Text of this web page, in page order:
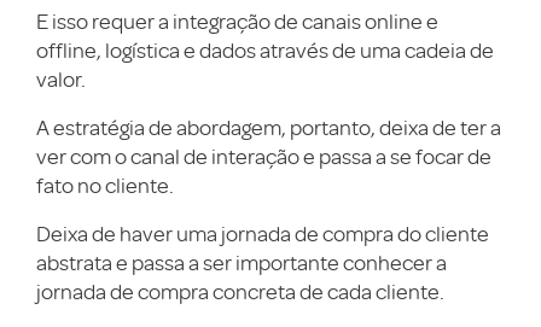
E isso requer a integração de canais online e
offline, logística e dados através de uma cadeia de
valor.
A estratégia de abordagem, portanto, deixa de ter a
ver com o canal de interação e passa a se focar de
fato no cliente.
Deixa de haver uma jornada de compra do cliente
abstrata e passa a ser importante conhecer a
jornada de compra concreta de cada cliente.